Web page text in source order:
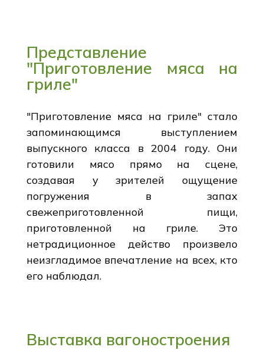
Представление
"Приготовление мяса на
гриле"
"Приготовление мяса на гриле" стало
запоминающимся выступлением
выпускного класса в 2004 году. Они
готовили мясо прямо на сцене,
создавая у зрителей ощущение
погружения в запах
свежеприготовленной пищи,
приготовленной на гриле. Это
нетрадиционное действо произвело
неизгладимое впечатление на всех, кто
его наблюдал.
Выставка вагоностроения